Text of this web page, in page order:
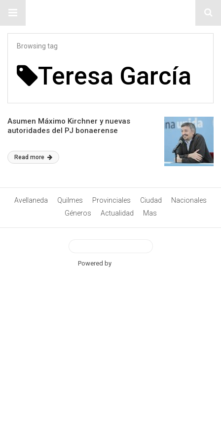
Browsing tag
Teresa García
Asumen Máximo Kirchner y nuevas
autoridades del PJ bonaerense
Read more
Avellaneda Quilmes Provinciales Ciudad
Nacionales
Géneros
Actualidad Mas
Powered by